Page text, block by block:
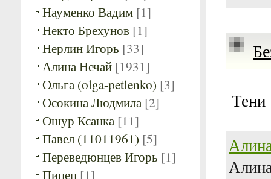
Науменко Вадим [1]
Некто Брехунов [1]
Нерлин Игорь [33]
Алина Нечай [1931]
Ольга (olga-petlenko) [3]
Осокина Людмила [2]
Ошур Ксанка [11]
Павел (11011961) [5]
Переведюнцев Игорь [1]
Пипец [1]
Тени